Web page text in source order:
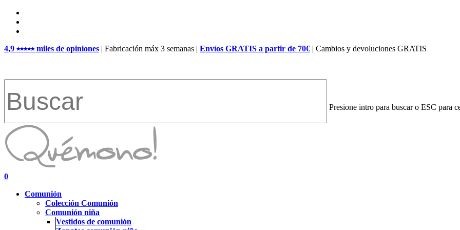
Skip
main
4,9 ⭑⭑⭑⭑⭑ miles de opiniones | Fabricación máx 3 semanas | Envíos GRATIS a partir de 70€ | Cambios y devoluciones GRATIS
Presione intro para buscar o ESC para
Close
Search
search
account
0
Comunión
Colección Comunión
Comunión niña
Vestidos de comunión